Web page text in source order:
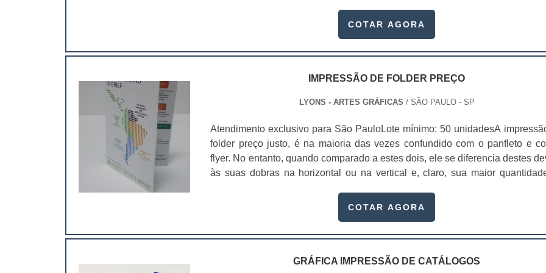
faca especial, bem como acabamentos diferenciados..
assim, as embalagens deixaram de ser apenas um invólucro desses
primeira impressão do cliente para com o seu produto.Isso ocorre pois
valores podem ser emocionais, mas geram reflexos práticos bastante
marca;Sofsticação;Conveniência;Facilidade de uso.Em outras palavras,
proporcionar um ótimo designer para compor o item, a impressão de
para cosméticos preço, ainda promovem funcionalidades, que se
essenciais para as empresas que buscam entregar o melhor ao
cliente.Dessa forma, além de proteger o produto e conter as
informações sobre ele, as embalagens têm a missão de atrair o público,
deixaram de ser apenas um simples envoltório e se tornaram parte
cosméticos, como: Itens de higiene pessoal;Maquiagem;Sabonete
rosto;Sabonete para a pele;Creme para pele;Creme e shampoos para
seja, as embalagens possuem características especiais, e não é para
COTAR AGORA
IMPRESSÃO DE FOLDER PREÇO
LYONS - ARTES GRÁFICAS / SÃO PAULO - SP
Atendimento exclusivo para São PauloLote mínimo: 50 unidadesA
folder preço justo, é na maioria das vezes confundido com o panfleto e
flyer. No entanto, quando comparado a estes dois, ele se diferencia destes
às suas dobras na horizontal ou na vertical e, claro, sua maior
Das mais criativas as mais simples, o que faz com que o material se torne
COTAR AGORA
GRÁFICA IMPRESSÃO DE CATÁLOGOS